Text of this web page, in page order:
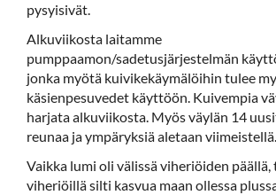
pysyisivät.
Alkuviikosta laitamme
pumppaamon/sadetusjärjestelmän
jonka myötä kuivikekäymälöihin tulee
käsienpesuvedet käyttöön. Kuivempia
harjata alkuviikosta. Myös väylän 14
reunaa ja ympäryksiä aletaan viimeistellä.
Vaikka lumi oli välissä viheriöiden
viheriöillä silti kasvua maan ollessa